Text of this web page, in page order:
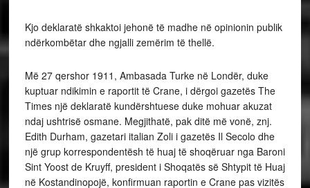
Kjo deklaratë shkaktoi jehonë të madhe në opinionin publik
ndërkombëtar dhe ngjalli zemërim të thellë.
Më 27 qershor 1911, Ambasada Turke në Londër, duke
kuptuar ndikimin e raportit të Crane, i dërgoi gazetës The
Times një deklaratë kundërshtuese duke mohuar akuzat
ndaj ushtrisë osmane. Megjithatë, pak ditë më vonë, znj.
Edith Durham, gazetari italian Zoli i gazetës Il Secolo dhe
një grup korrespondentësh të huaj të shoqëruar nga Baroni
Sint Yoost de Kruyff, president i Shoqatës së Shtypit të Huaj
në Kostandinopojë, konfirmuan raportin e Crane pas vizitës